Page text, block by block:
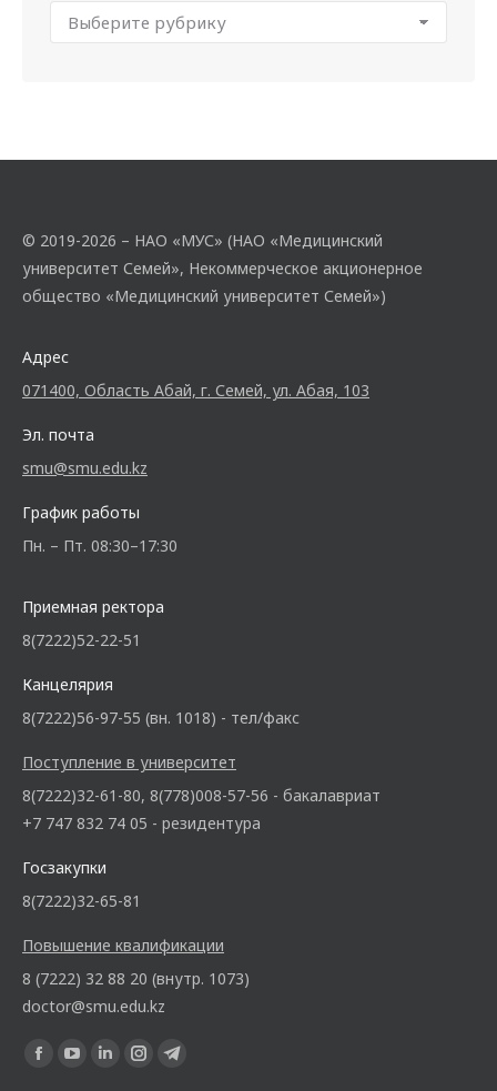
© 2019-2026 – НАО «МУС» (НАО «Медицинский
университет Семей», Некоммерческое акционерное
общество «Медицинский университет Семей»)
Адрес
071400, Область Абай, г. Семей, ул. Абая, 103
Эл. почта
smu@smu.edu.kz
График работы
Пн. – Пт. 08:30–17:30
Приемная ректора
8(7222)52-22-51
Канцелярия
8(7222)56-97-55 (вн. 1018) - тел/факс
Поступление в университет
8(7222)32-61-80, 8(778)008-57-56 - бакалавриат
+7 747 832 74 05 - резидентура
Госзакупки
8(7222)32-65-81
Повышение квалификации
8 (7222) 32 88 20 (внутр. 1073)
doctor@smu.edu.kz
Ищите нас: